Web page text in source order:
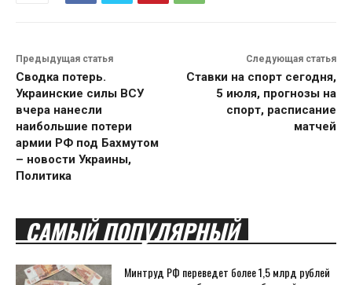
Предыдущая статья
Сводка потерь.
Украинские силы ВСУ
вчера нанесли
наибольшие потери
армии РФ под Бахмутом
– новости Украины,
Политика
Следующая статья
Ставки на спорт сегодня,
5 июля, прогнозы на
спорт, расписание
матчей
САМЫЙ ПОПУЛЯРНЫЙ
Минтруд РФ переведет более 1,5 млрд рублей